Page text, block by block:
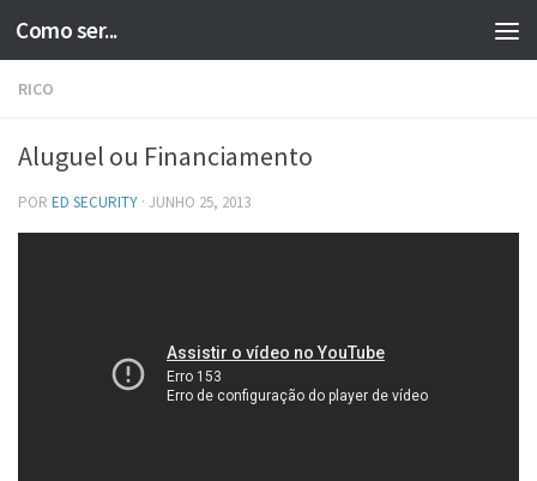
Skip to content
Como ser...
RICO
Aluguel ou Financiamento
POR ED SECURITY · JUNHO 25, 2013